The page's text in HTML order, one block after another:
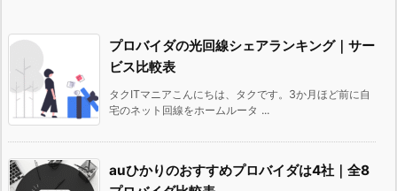
プロバイダの光回線シェアランキング｜サー
ビス比較表
タクITマニアこんにちは、タクです。3か月ほど前に自
宅のネット回線をホームルータ ...
auひかりのおすすめプロバイダは4社｜全8